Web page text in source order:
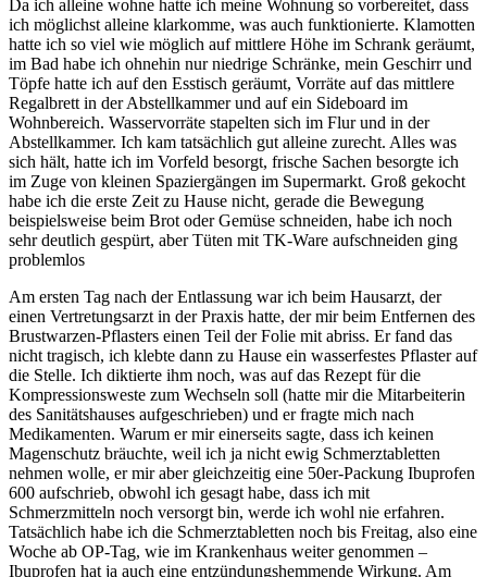
Da ich alleine wohne hatte ich meine Wohnung so vorbereitet, dass
ich möglichst alleine klarkomme, was auch funktionierte. Klamotten
hatte ich so viel wie möglich auf mittlere Höhe im Schrank geräumt,
im Bad habe ich ohnehin nur niedrige Schränke, mein Geschirr und
Töpfe hatte ich auf den Esstisch geräumt, Vorräte auf das mittlere
Regalbrett in der Abstellkammer und auf ein Sideboard im
Wohnbereich. Wasservorräte stapelten sich im Flur und in der
Abstellkammer. Ich kam tatsächlich gut alleine zurecht. Alles was
sich hält, hatte ich im Vorfeld besorgt, frische Sachen besorgte ich
im Zuge von kleinen Spaziergängen im Supermarkt. Groß gekocht
habe ich die erste Zeit zu Hause nicht, gerade die Bewegung
beispielsweise beim Brot oder Gemüse schneiden, habe ich noch
sehr deutlich gespürt, aber Tüten mit TK-Ware aufschneiden ging
problemlos
Am ersten Tag nach der Entlassung war ich beim Hausarzt, der
einen Vertretungsarzt in der Praxis hatte, der mir beim Entfernen des
Brustwarzen-Pflasters einen Teil der Folie mit abriss. Er fand das
nicht tragisch, ich klebte dann zu Hause ein wasserfestes Pflaster auf
die Stelle. Ich diktierte ihm noch, was auf das Rezept für die
Kompressionsweste zum Wechseln soll (hatte mir die Mitarbeiterin
des Sanitätshauses aufgeschrieben) und er fragte mich nach
Medikamenten. Warum er mir einerseits sagte, dass ich keinen
Magenschutz bräuchte, weil ich ja nicht ewig Schmerztabletten
nehmen wolle, er mir aber gleichzeitig eine 50er-Packung Ibuprofen
600 aufschrieb, obwohl ich gesagt habe, dass ich mit
Schmerzmitteln noch versorgt bin, werde ich wohl nie erfahren.
Tatsächlich habe ich die Schmerztabletten noch bis Freitag, also eine
Woche ab OP-Tag, wie im Krankenhaus weiter genommen –
Ibuprofen hat ja auch eine entzündungshemmende Wirkung. Am